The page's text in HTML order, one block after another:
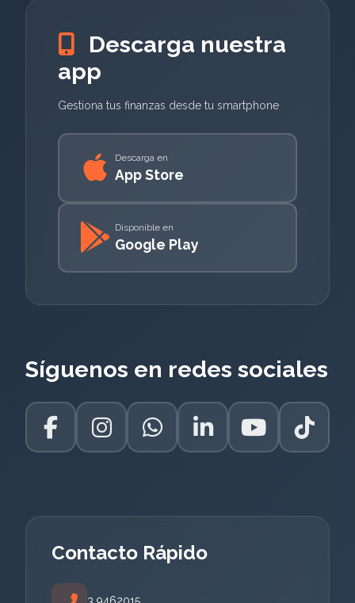
Descarga nuestra
app
Gestiona tus finanzas desde tu smartphone
Descarga en
App Store
Disponible en
Google Play
Síguenos en redes sociales
Contacto Rápido